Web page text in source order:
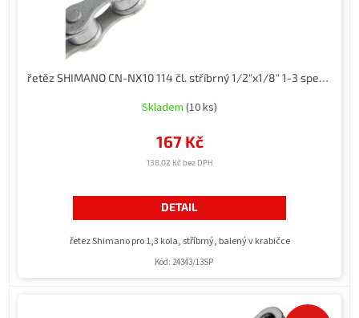
řetěz SHIMANO CN-NX10 114 čl. stříbrný 1/2"x1/8" 1-3 speed, v krabičce
Skladem (10 ks)
138,02 Kč bez DPH
167 Kč
DETAIL
řetez Shimano pro 1,3 kola, stříbrný, balený v krabičce
Kód: 24343/13SP